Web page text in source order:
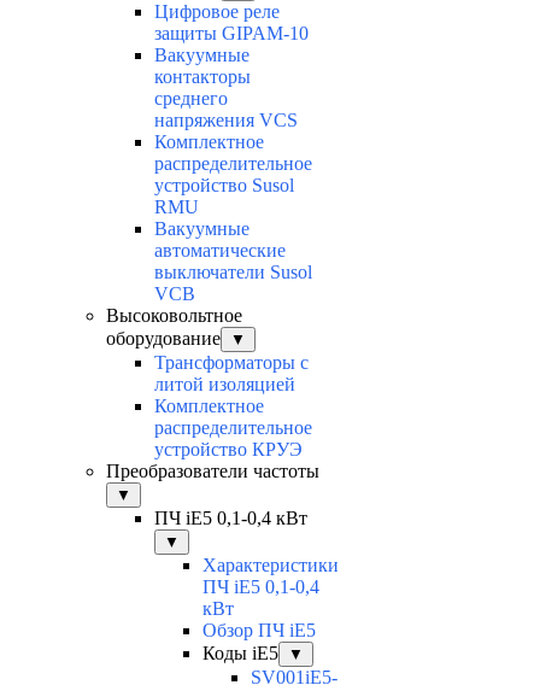
Цифровое реле
защиты GIPAM-10
Вакуумные
контакторы
среднего
напряжения VCS
Комплектное
распределительное
устройство Susol
RMU
Вакуумные
автоматические
выключатели Susol
VCB
Высоковольтное
оборудование
▼
Трансформаторы с
литой изоляцией
Комплектное
распределительное
устройство КРУЭ
Преобразователи частоты
▼
ПЧ iE5 0,1-0,4 кВт
▼
Характеристики
ПЧ iE5 0,1-0,4
кВт
Обзор ПЧ iE5
Коды iE5
▼
SV001iE5-